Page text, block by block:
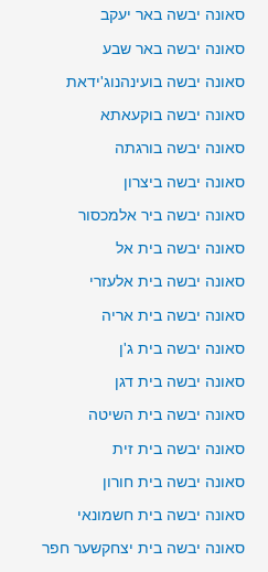
סאונה יבשה באר יעקב
סאונה יבשה באר שבע
סאונה יבשה בועינהנוג'ידאת
סאונה יבשה בוקעאתא
סאונה יבשה בורגתה
סאונה יבשה ביצרון
סאונה יבשה ביר אלמכסור
סאונה יבשה בית אל
סאונה יבשה בית אלעזרי
סאונה יבשה בית אריה
סאונה יבשה בית ג'ן
סאונה יבשה בית דגן
סאונה יבשה בית השיטה
סאונה יבשה בית זית
סאונה יבשה בית חורון
סאונה יבשה בית חשמונאי
סאונה יבשה בית יצחקשער חפר